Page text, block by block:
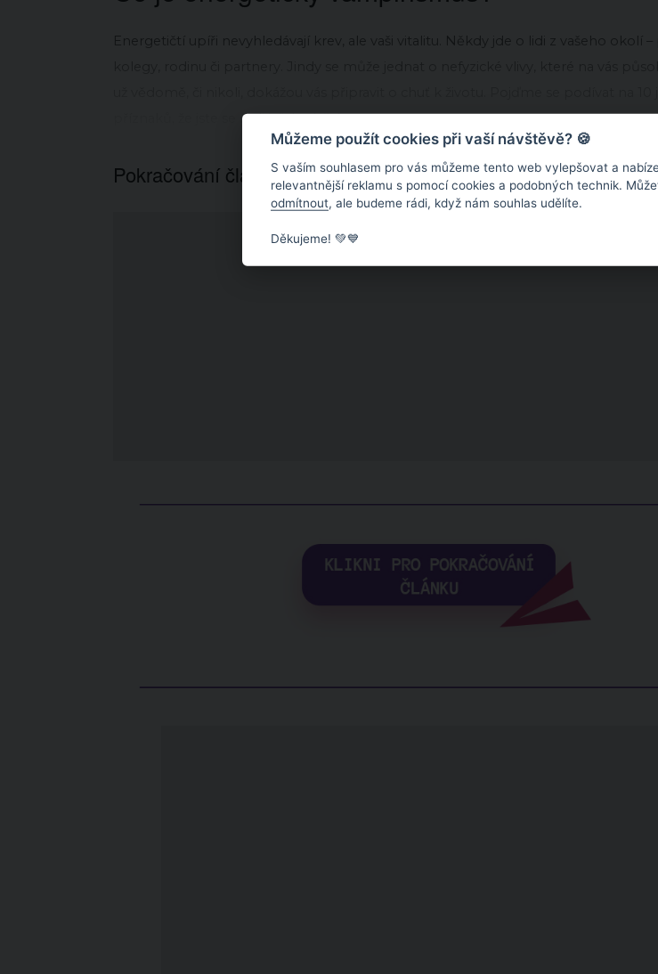
Energetičtí upíři nevyhledávají krev, ale vaši vitalitu. Někdy jde o lidi z vašeho okolí –
příznaků, že jste se stali jejich obětí.
Pokračování článku níže...
Můžeme použít cookies při vaší návštěvě? 🍪
S vaším souhlasem pro vás můžeme tento web vylepšovat a
relevantnější reklamu s pomocí cookies a podobných technik.
odmítnout, ale budeme rádi, když nám souhlas udělíte.
Děkujeme! 💚💙